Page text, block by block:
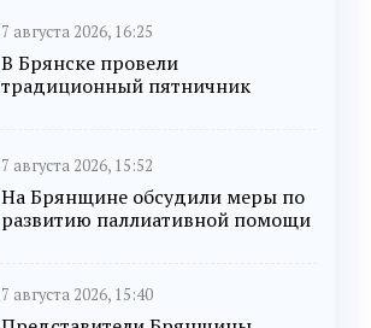
7 августа 2026, 16:25
В Брянске провели
традиционный пятничник
7 августа 2026, 15:52
На Брянщине обсудили меры по
развитию паллиативной помощи
7 августа 2026, 15:40